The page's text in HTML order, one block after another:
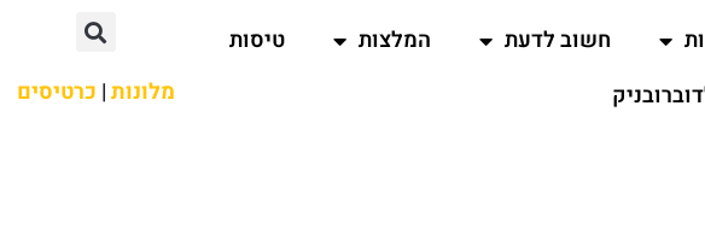
חשוב לדעת המלצות
טיסות
מלונות| כרטיסים